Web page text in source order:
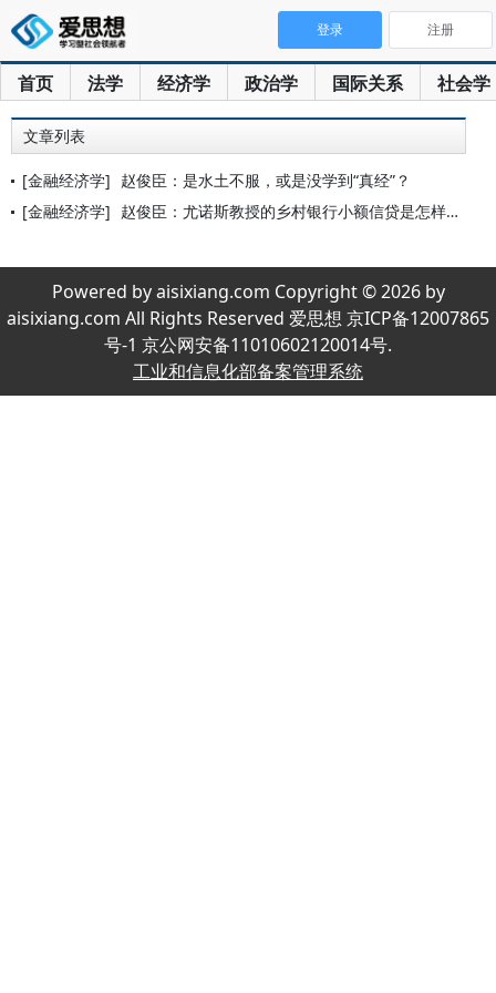
首页 法学 经济学 政治学 国际关系 社会学
登录 注册
文章列表
[金融经济学] 赵俊臣：是水土不服，或是没学到“真经”？
[金融经济学] 赵俊臣：尤诺斯教授的乡村银行小额信贷是怎样颠覆传统的贫困与金
Powered by aisixiang.com Copyright © 2026 by
aisixiang.com All Rights Reserved 爱思想 京ICP备12007865
号-1 京公网安备11010602120014号.
工业和信息化部备案管理系统